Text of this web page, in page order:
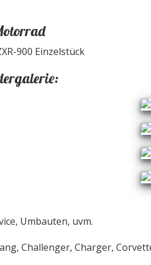
900 Einzelstück
Umbauten, uvm.
Challenger, Charger,